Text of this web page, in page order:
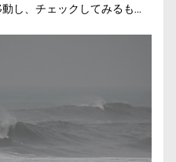
し、チェックしてみるも…